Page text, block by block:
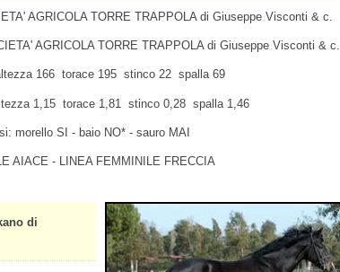
AGRICOLA TORRE TRAPPOLA di Giuseppe Visconti & c.
AGRICOLA TORRE TRAPPOLA di Giuseppe Visconti & c.
166 torace 195 stinco 22 spalla 69
1,15 torace 1,81 stinco 0,28 spalla 1,46
morello SI - baio NO* - sauro MAI
AIACE - LINEA FEMMINILE FRECCIA
di